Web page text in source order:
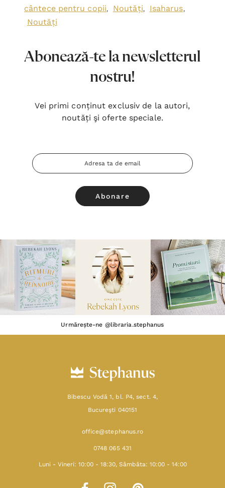
cântece pentru copii, Noutăți, Isaharus,
Noutăți
Abonează-te la newsletterul
nostru!
Vei primi conținut exclusiv de la autori,
noutăți şi oferte speciale.
Adresa
Email
Urmărește-ne @libraria.stephanus
Bibescu Vodă 1, bl. P4, sect. 4,
Bucureşti 040151
office@stephanus.ro
0748 065 431
Luni - Vineri: 10:00 - 18:30, Sâmbăta: 10:00 - 14:00